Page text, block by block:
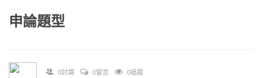
申論題型
0討論 0留言 0追蹤